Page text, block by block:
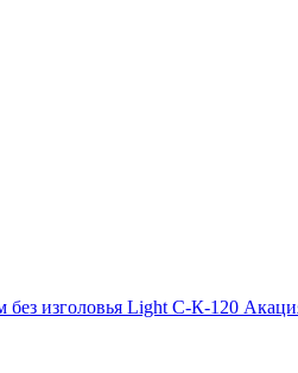
без изголовья Light С-К-120